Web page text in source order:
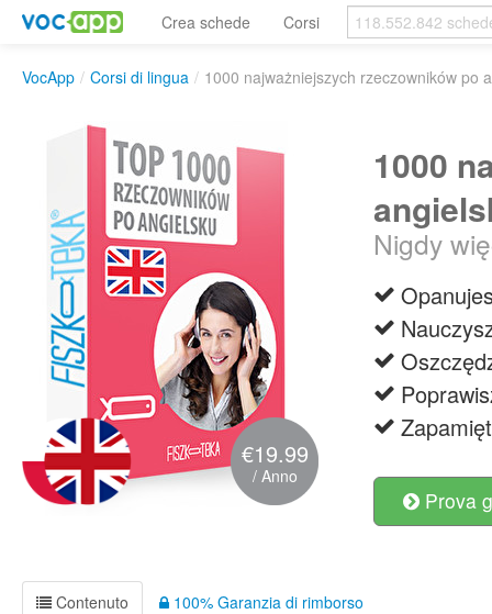
Crea schede Corsi
VocApp / Corsi di lingua / 1000 najważniejszych rzeczowników po
€19.99
/ Anno
1000
Nigdy
Prova
Contenuto 100% Garanzia di rimborso